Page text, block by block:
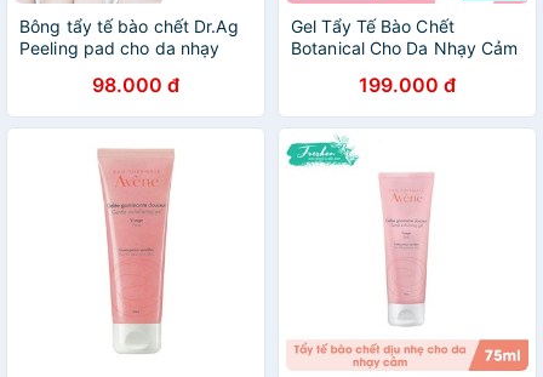
Bông tẩy tế bào chết Dr.Ag
Peeling pad cho da nhạy
98.000 đ
Gel Tẩy Tế Bào Chết
Botanical Cho Da Nhạy Cảm
Chai 250g199.000 đ